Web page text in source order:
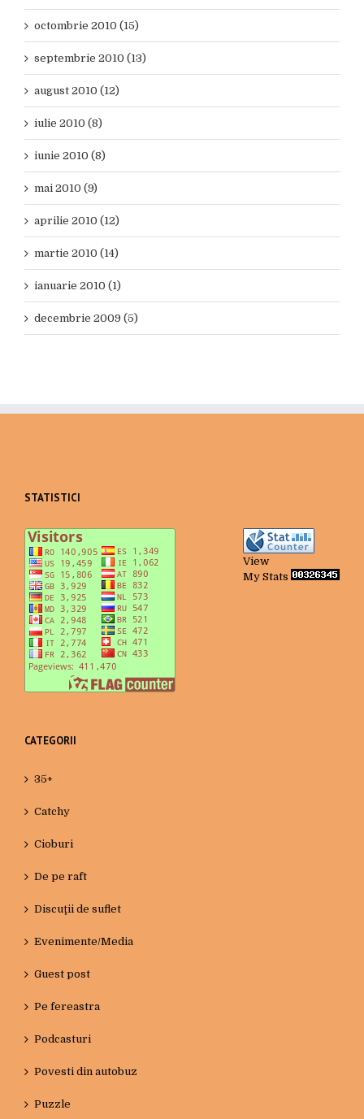
octombrie 2010 (15)
septembrie 2010 (13)
august 2010 (12)
iulie 2010 (8)
iunie 2010 (8)
mai 2010 (9)
aprilie 2010 (12)
martie 2010 (14)
ianuarie 2010 (1)
decembrie 2009 (5)
STATISTICI
View
My Stats
CATEGORII
35+
Catchy
Cioburi
De pe raft
Discuţii de suflet
Evenimente/Media
Guest post
Pe fereastra
Podcasturi
Povesti din autobuz
Puzzle